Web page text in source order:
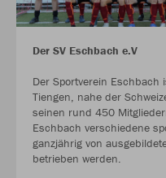
Der SV Eschbach e.V
Der Sportverein
Tiengen, nahe der
seinen rund 450
Eschbach verschiedene
ganzjährig von
betrieben werden.